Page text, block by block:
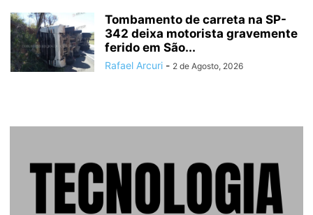
Tombamento de carreta na SP-
342 deixa motorista gravemente
ferido em São...
Rafael Arcuri - 2 de Agosto, 2026